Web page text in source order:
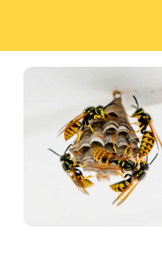
QUI SOMMES NOUS ?
NEWSROOM
TARIFS
Passer